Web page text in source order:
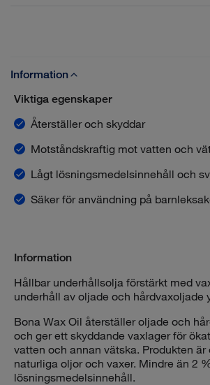
Information
Viktiga egenskaper
Återställer och skyddar
Motståndskraftig mot vatten och
Lågt lösningsmedelsinnehåll och
Säker för användning på
Information
Hållbar underhållsolja förstärkt med
underhåll av oljade och hårdvaxoljade
Bona Wax Oil återställer oljade och
och ger ett skyddande vaxlager för
vatten och annan vätska. Produkten
naturliga oljor och vaxer. Mindre än 2
lösningsmedelsinnehåll.